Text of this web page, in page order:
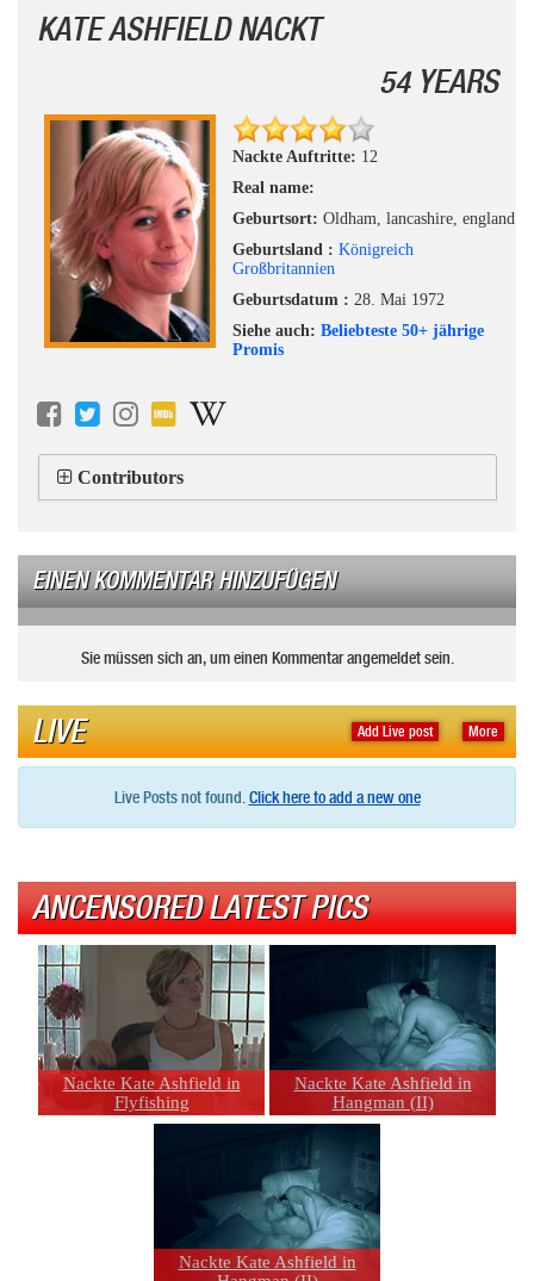
KATE ASHFIELD NACKT
54 YEARS
Nackte Auftritte: 12
Real name:
Geburtsort: Oldham, lancashire, england
Geburtsland : Königreich
Großbritannien
Geburtsdatum : 28. Mai 1972
Siehe auch: Beliebteste 50+ jährige
Promis
Contributors
EINEN KOMMENTAR HINZUFÜGEN
Sie müssen sich an, um einen Kommentar angemeldet sein.
More
Add Live post
LIVE
Live Posts not found. Click here to add a new one
ANCENSORED LATEST PICS
Nackte Kate Ashfield in
Flyfishing
Nackte Kate Ashfield in
Hangman (II)
Nackte Kate Ashfield in